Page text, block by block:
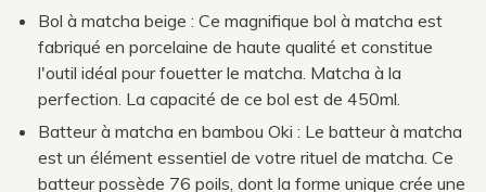
Bol à matcha beige : Ce magnifique bol à matcha est
fabriqué en porcelaine de haute qualité et constitue
l'outil idéal pour fouetter le matcha. Matcha à la
perfection. La capacité de ce bol est de 450ml.
Batteur à matcha en bambou Oki : Le batteur à matcha
est un élément essentiel de votre rituel de matcha. Ce
batteur possède 76 poils, dont la forme unique crée une